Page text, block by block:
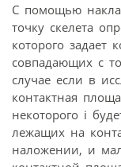
С помощью
точку скелета
которого задает
совпадающих с
случае если в
контактная
некоторого i
лежащих на
наложении, и